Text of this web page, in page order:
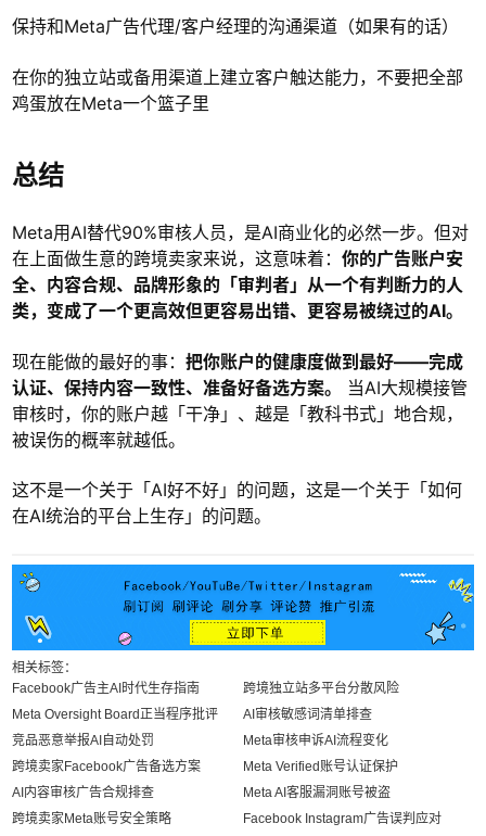
保持和Meta广告代理/客户经理的沟通渠道（如果有的话）
在你的独立站或备用渠道上建立客户触达能力，不要把全部
鸡蛋放在Meta一个篮子里
总结
Meta用AI替代90%审核人员，是AI商业化的必然一步。但对
在上面做生意的跨境卖家来说，这意味着： 你的广告账户安
全、内容合规、品牌形象的「审判者」从一个有判断力的人
类，变成了一个更高效但更容易出错、更容易被绕过的AI。
现在能做的最好的事： 把你账户的健康度做到最好——完成
认证、保持内容一致性、准备好备选方案。
当AI大规模接管
审核时，你的账户越「干净」、越是「教科书式」地合规，
被误伤的概率就越低。
这不是一个关于「AI好不好」的问题，这是一个关于「如何
在AI统治的平台上生存」的问题。
相关标签：
Facebook广告主AI时代生存指南
跨境独立站多平台分散风险
Meta Oversight Board正当程序批评
AI审核敏感词清单排查
竞品恶意举报AI自动处罚
Meta审核申诉AI流程变化
跨境卖家Facebook广告备选方案
Meta Verified账号认证保护
AI内容审核广告合规排查
Meta AI客服漏洞账号被盗
跨境卖家Meta账号安全策略
Facebook Instagram广告误判应对